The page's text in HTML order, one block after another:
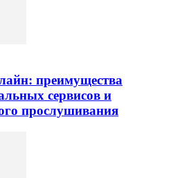
преимущества
сервисов и
прослушивания